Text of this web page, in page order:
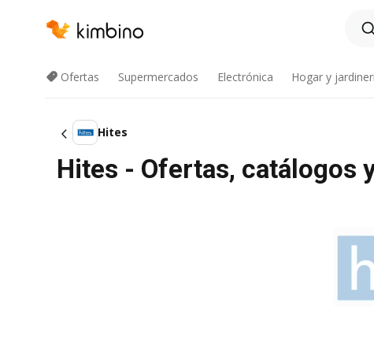
Ofertas Supermercados Electrónica Hogar y
Hites
Hites - Ofertas, catálogos